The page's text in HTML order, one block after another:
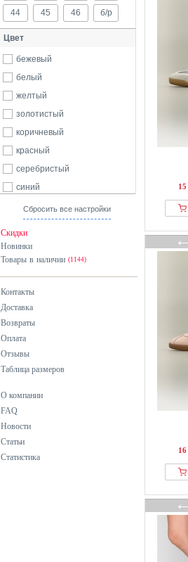
44 45 46 б/р
Цвет
бежевый
белый
желтый
золотистый
коричневый
красный
серебристый
синий
хаки
Сбросить все настройки
Скидки
Новинки
Товары в наличии (1144)
Контакты
Доставка
Возвраты
Оплата
Отзывы
Таблица размеров
О компании
FAQ
Новости
Статьи
Статистика